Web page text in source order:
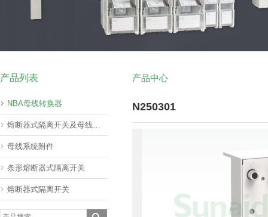
产品列表
NBA母线转换器
熔断器式隔离开关及母线转器60mm(挂接式)
母线系统附件
条形熔断器式隔离开关
熔断器式隔离开关
产品中心
N250301